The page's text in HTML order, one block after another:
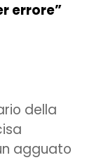
errore”
della
agguato